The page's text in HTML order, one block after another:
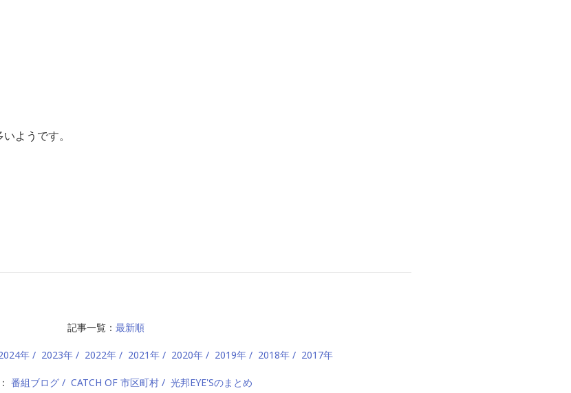
ようです。
記事一覧： 最新順
年 2023年 2022年 2021年 2020年 2019年 2018年 2017年
番組ブログ CATCH OF 市区町村 光邦EYE'Sのまとめ